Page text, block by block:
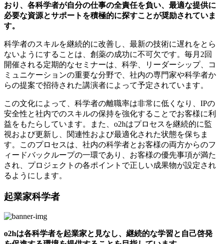
おり、各科学者が自分の仕事の全責任を負い、最適な提供に
必要な資源とサポートを積極的に探すことが奨励されていま
す。
科学者のスキルを継続的に改善し、最新の技術に遅れをとら
ないようにすることは、創薬の成功に不可欠です。毎月2回
開催される定期的なセミナーは、科学、リーダーシップ、コ
ミュニケーションの重要な分野で、社内の専門家や科学者か
らの提案で招待された講演者によって予定されています。
この文化によって、科学者の離職率は非常に低くなり、IPの
安全性と社内でのスキルの保持を強化することでお客様に利
益をもたらしています。また、o2hはプロセスを継続的に監
視および更新し、関連性および最適化された状態を保ちま
す。このプロセスは、社内の科学者とお客様の両方からのフ
ィードバックループの一環であり、お客様の優先事項が満た
され、プロジェクトの各ポイントで正しい成果物が設定され
るようにします。
起業家科学者
o2hは各科学者を起業家と見なし、継続的な学習と自己啓発